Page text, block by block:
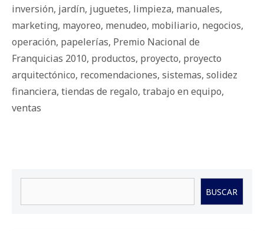
inversión, jardín, juguetes, limpieza, manuales,
marketing, mayoreo, menudeo, mobiliario, negocios,
operación, papelerías, Premio Nacional de
Franquicias 2010, productos, proyecto, proyecto
arquitectónico, recomendaciones, sistemas, solidez
financiera, tiendas de regalo, trabajo en equipo,
ventas
BUSCAR